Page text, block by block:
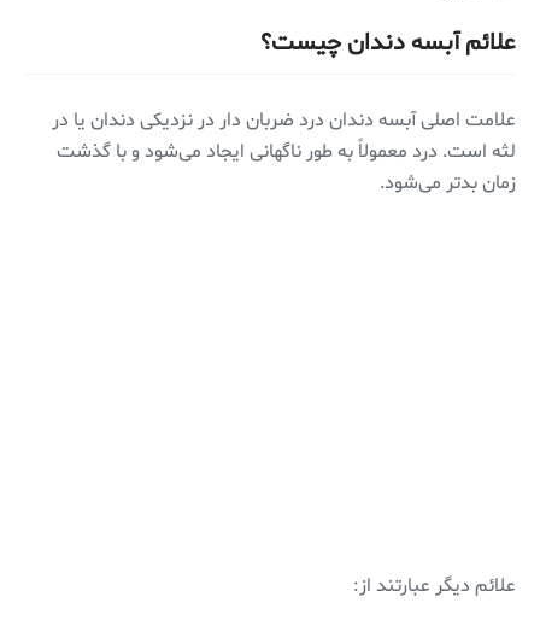
علائم آبسه دندان چیست؟
علامت اصلی آبسه دندان درد ضربان دار در نزدیکی دندان یا در
لثه است. درد معمولاً به طور ناگهانی ایجاد می‌شود و با گذشت
زمان بدتر می‌شود.
علائم دیگر عبارتند از: